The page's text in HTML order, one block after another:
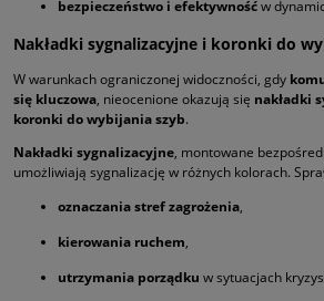
bezpieczeństwo i efektywnośćw
Nakładki sygnalizacyjne i koronki do
W warunkach ograniczonej widoczności, gdy
się kluczowa, nieocenione okazują się nakładki
koronki do wybijania szyb.
Nakładki sygnalizacyjne, montowane
umożliwiają sygnalizację w różnych kolorach.
oznaczania stref zagrożenia,
kierowania ruchem,
utrzymania porządku w sytuacjach